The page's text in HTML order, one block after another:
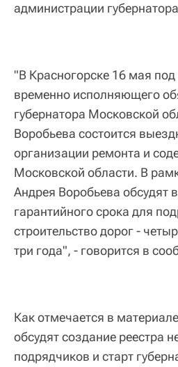
администрации
"В Красногорске 16 мая
временно исполняющего
губернатора Московской
Воробьева состоится
организации ремонта и
Московской области. В
Андрея Воробьева обсудят
гарантийного срока для
строительство дорог -
три года", - говорится в
Как отмечается в
обсудят создание реестра
подрядчиков и старт